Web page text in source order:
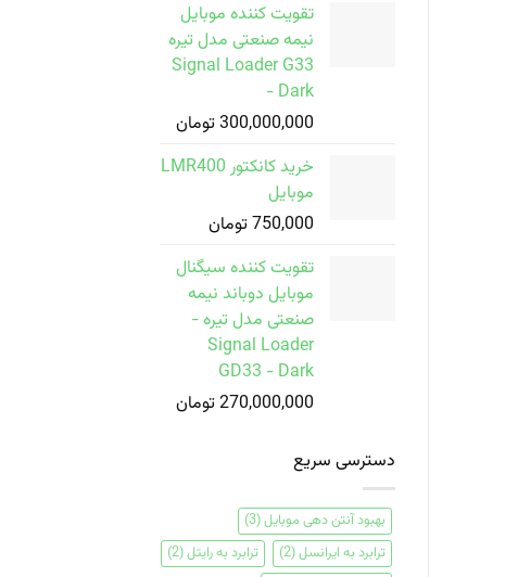
تقویت کننده موبایل
نیمه صنعتی مدل تیره
Signal Loader G33
- Dark
300,000,000 تومان
خرید کانکتور LMR400
موبایل
750,000 تومان
تقویت کننده سیگنال
موبایل دوباند نیمه
صنعتی مدل تیره -
Signal Loader
GD33 - Dark
270,000,000 تومان
دسترسی سریع
بهبود آنتن دهی موبایل(3)
ترابرد به ایرانسل(2) ترابرد به رایتل(2)